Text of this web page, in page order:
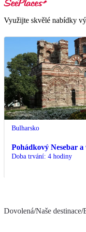
Využijte skvělé nabídky
Bulharsko
Pohádkový Nesebar
Doba trvání: 4 hodiny
Dovolená/Naše destinace/